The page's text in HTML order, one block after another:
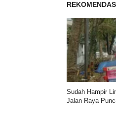
Sudah Hampir
Jalan Raya